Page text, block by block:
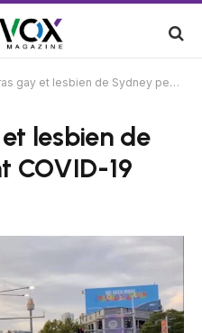
et lesbien de Sydney pendant COVID-19
lesbien de
COVID-19